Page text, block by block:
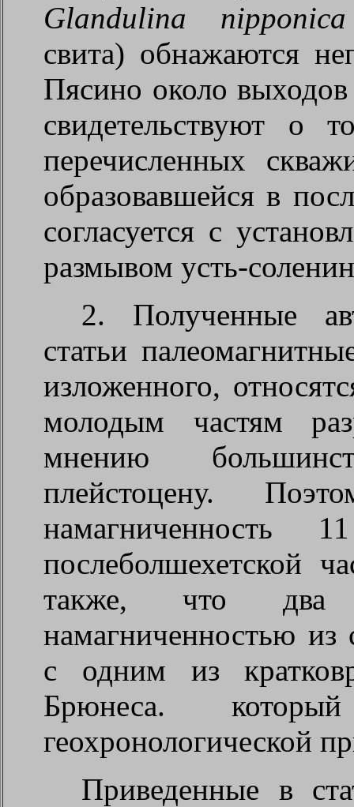
Glandulina
nipponica
свита) обнажаются
Пясино около
свидетельствуют о
перечисленных
образовавшейся в
согласуется с
размывом усть-
2. Полученные
статьи
изложенного,
молодым частям
мнению
плейстоцену.
намагниченность
послеболшехетской
также, что два
намагниченностью из
с одним из
Брюнеса.
геохронологической
Приведенные в